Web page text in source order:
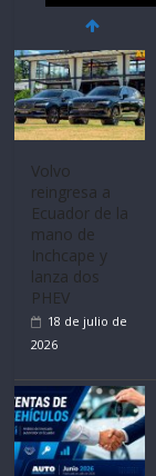
Mercado
automotor
nacional cierra
su mejor 1er
semestre en la
historia
11 de julio de
2026